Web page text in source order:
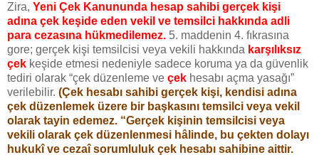
Zira, Yeni Çek Kanununda hesap sahibi gerçek kişi
adına çek keşide eden vekil ve temsilci hakkında adli
para cezasına hükmedilemez. 5. maddenin 4. fıkrasına
gore; gerçek kişi temsilcisi veya vekili hakkında karşılıksız
çek keşide etmesi nedeniyle sadece koruma ya da güvenlik
tediri olarak “çek düzenleme ve çek hesabı açma yasağı”
verilebilir. (Çek hesabı sahibi gerçek kişi, kendisi adına
çek düzenlemek üzere bir başkasını temsilci veya vekil
olarak tayin edemez. “Gerçek kişinin temsilcisi veya
vekili olarak çek düzenlenmesi hâlinde, bu çekten dolayı
hukukî ve cezaî sorumluluk çek hesabı sahibine aittir.